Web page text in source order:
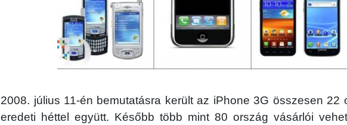
2008. július 11-én bemutatásra került az iPhone 3G összesen 22
eredeti héttel együtt. Később több mint 80 ország vásárlói